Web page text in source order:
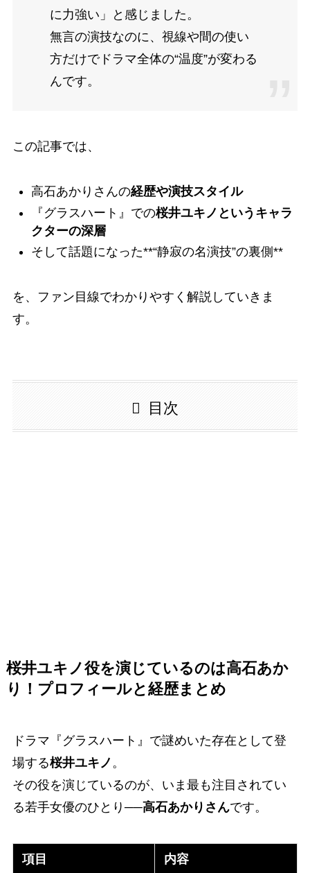
に力強い」と感じました。
無言の演技なのに、視線や間の使い
方だけでドラマ全体の“温度”が変わる
んです。
この記事では、
高石あかりさんの経歴や演技スタイル
『グラスハート』での桜井ユキノというキャラ
クターの深層
そして話題になった**“静寂の名演技”の裏側**
を、ファン目線でわかりやすく解説していきま
す。
目次
桜井ユキノ役を演じているのは高石あか
り！プロフィールと経歴まとめ
ドラマ『グラスハート』で謎めいた存在として登
場する桜井ユキノ 。
その役を演じているのが、いま最も注目されてい
る若手女優のひとり──高石あかりさんです。
項目 内容